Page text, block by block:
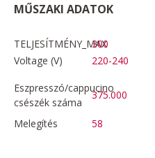
MŰSZAKI ADATOK
TELJESÍTMÉNY_MAX
300
Voltage (V)
220-240
Eszpresszó/cappucino
csészék száma
375.000
Melegítés
58